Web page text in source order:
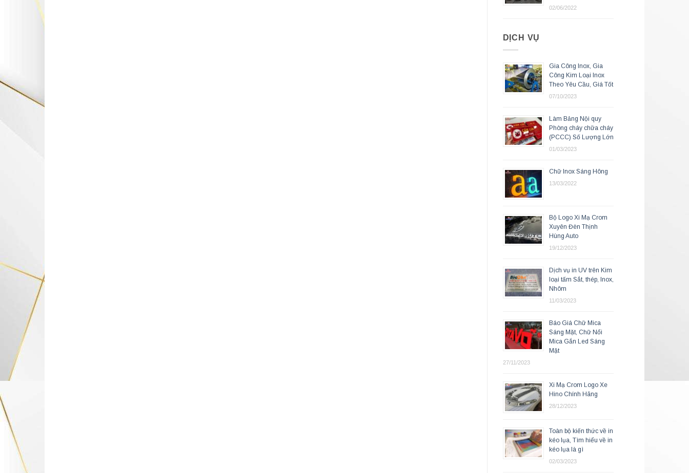
02/06/2022
DỊCH VỤ
Gia Công Inox, Gia
Công Kim Loại Inox
Theo Yêu Cầu, Giá Tốt
07/10/2023
Làm Bảng Nội quy
Phòng cháy chữa cháy
(PCCC) Số Lượng Lớn
01/03/2023
Chữ Inox Sáng Hông
13/03/2022
Bộ Logo Xi Mạ Crom
Xuyên Đèn Thịnh
Hùng Auto
19/12/2023
Dịch vụ in UV trên Kim
loại tấm Sắt, thép, Inox,
Nhôm
11/03/2023
Báo Giá Chữ Mica
Sáng Mặt, Chữ Nổi
Mica Gắn Led Sáng
Mặt
27/11/2023
Xi Mạ Crom Logo Xe
Hino Chính Hãng
28/12/2023
Toàn bộ kiến thức về in
kéo lụa, Tìm hiểu về in
kéo lụa là gì
02/03/2023